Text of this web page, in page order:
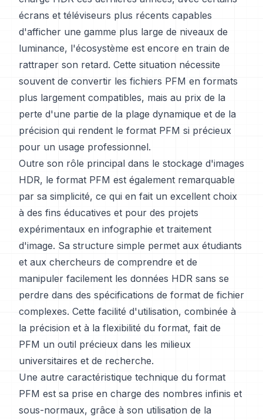
écrans et téléviseurs plus récents capables
d'afficher une gamme plus large de niveaux de
luminance, l'écosystème est encore en train de
rattraper son retard. Cette situation nécessite
souvent de convertir les fichiers PFM en formats
plus largement compatibles, mais au prix de la
perte d'une partie de la plage dynamique et de la
précision qui rendent le format PFM si précieux
pour un usage professionnel.
Outre son rôle principal dans le stockage d'images
HDR, le format PFM est également remarquable
par sa simplicité, ce qui en fait un excellent choix
à des fins éducatives et pour des projets
expérimentaux en infographie et traitement
d'image. Sa structure simple permet aux étudiants
et aux chercheurs de comprendre et de
manipuler facilement les données HDR sans se
perdre dans des spécifications de format de fichier
complexes. Cette facilité d'utilisation, combinée à
la précision et à la flexibilité du format, fait de
PFM un outil précieux dans les milieux
universitaires et de recherche.
Une autre caractéristique technique du format
PFM est sa prise en charge des nombres infinis et
sous-normaux, grâce à son utilisation de la